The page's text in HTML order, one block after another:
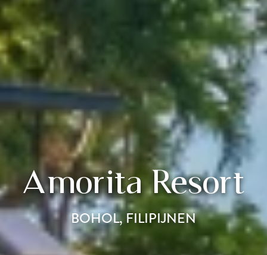
Amorita Resort
BOHOL, FILIPIJNEN